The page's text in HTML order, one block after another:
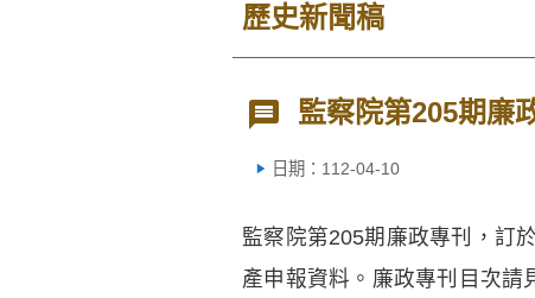
歷史新聞稿
監察院第205期廉
日期：112-04-10
監察院第205期廉政專刊，訂
產申報資料。廉政專刊目次請